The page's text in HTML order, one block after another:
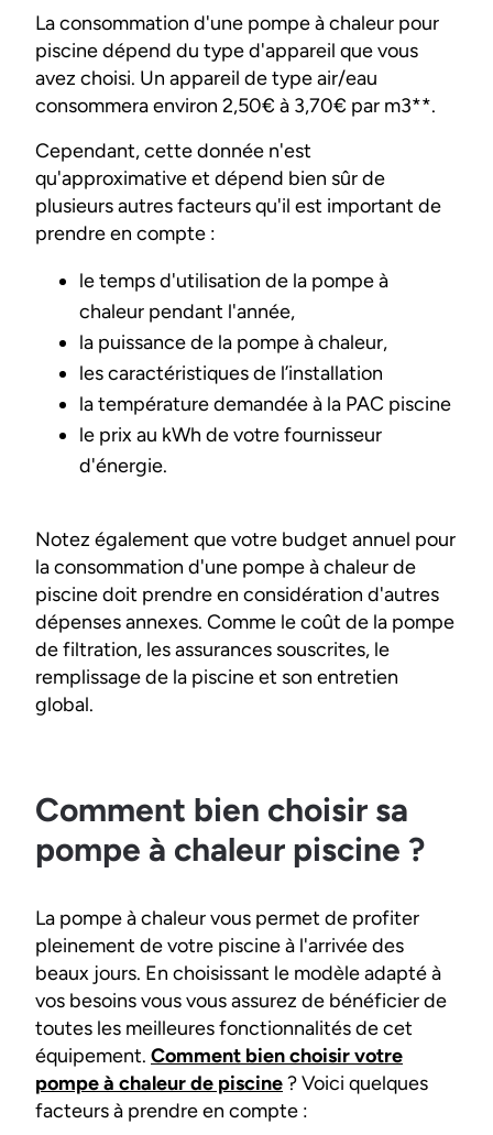
La consommation d'une pompe à chaleur pour
piscine dépend du type d'appareil que vous
avez choisi. Un appareil de type air/eau
consommera environ 2,50€ à 3,70€ par m3**.
Cependant, cette donnée n'est
qu'approximative et dépend bien sûr de
plusieurs autres facteurs qu'il est important de
prendre en compte :
le temps d'utilisation de la pompe à
chaleur pendant l'année,
la puissance de la pompe à chaleur,
les caractéristiques de l’installation
la température demandée à la PAC piscine
le prix au kWh de votre fournisseur
d'énergie.
Notez également que votre budget annuel pour
la consommation d'une pompe à chaleur de
piscine doit prendre en considération d'autres
dépenses annexes. Comme le coût de la pompe
de filtration, les assurances souscrites, le
remplissage de la piscine et son entretien
global.
Comment bien choisir sa
pompe à chaleur piscine ?
La pompe à chaleur vous permet de profiter
pleinement de votre piscine à l'arrivée des
beaux jours. En choisissant le modèle adapté à
vos besoins vous vous assurez de bénéficier de
toutes les meilleures fonctionnalités de cet
équipement. Comment bien choisir votre
pompe à chaleur de piscine? Voici quelques
facteurs à prendre en compte :